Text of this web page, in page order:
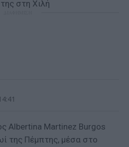
Albertina Martinez Burgos
της Πέμπτης, μέσα στο